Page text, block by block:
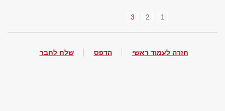
1
2
3
חזרה לעמוד ראשי הדפס שלח לחבר